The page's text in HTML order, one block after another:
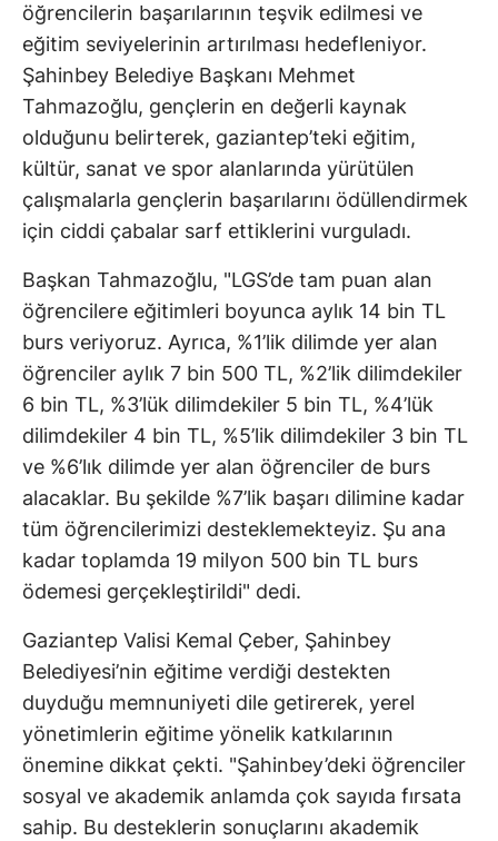
öğrencilerin başarılarının teşvik edilmesi ve
eğitim seviyelerinin artırılması hedefleniyor.
Şahinbey Belediye Başkanı Mehmet
Tahmazoğlu, gençlerin en değerli kaynak
olduğunu belirterek, gaziantep’teki eğitim,
kültür, sanat ve spor alanlarında yürütülen
çalışmalarla gençlerin başarılarını ödüllendirmek
için ciddi çabalar sarf ettiklerini vurguladı.
Başkan Tahmazoğlu, "LGS’de tam puan alan
öğrencilere eğitimleri boyunca aylık 14 bin TL
burs veriyoruz. Ayrıca, %1’lik dilimde yer alan
öğrenciler aylık 7 bin 500 TL, %2’lik dilimdekiler
6 bin TL, %3’lük dilimdekiler 5 bin TL, %4’lük
dilimdekiler 4 bin TL, %5’lik dilimdekiler 3 bin TL
ve %6’lık dilimde yer alan öğrenciler de burs
alacaklar. Bu şekilde %7’lik başarı dilimine kadar
tüm öğrencilerimizi desteklemekteyiz. Şu ana
kadar toplamda 19 milyon 500 bin TL burs
ödemesi gerçekleştirildi" dedi.
Gaziantep Valisi Kemal Çeber, Şahinbey
Belediyesi’nin eğitime verdiği destekten
duyduğu memnuniyeti dile getirerek, yerel
yönetimlerin eğitime yönelik katkılarının
önemine dikkat çekti. "Şahinbey’deki öğrenciler
sosyal ve akademik anlamda çok sayıda fırsata
sahip. Bu desteklerin sonuçlarını akademik